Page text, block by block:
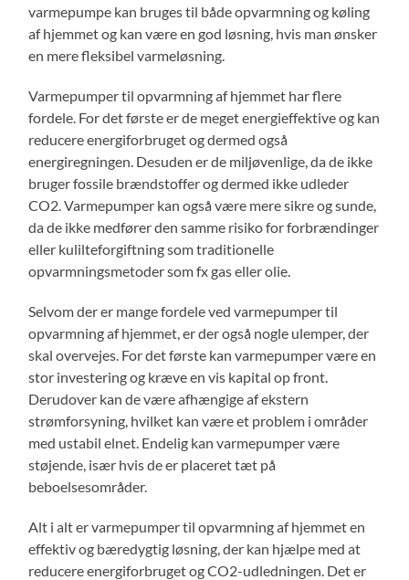
varmepumpe kan bruges til både opvarmning og køling
af hjemmet og kan være en god løsning, hvis man ønsker
en mere fleksibel varmeløsning.
Varmepumper til opvarmning af hjemmet har flere
fordele. For det første er de meget energieffektive og kan
reducere energiforbruget og dermed også
energiregningen. Desuden er de miljøvenlige, da de ikke
bruger fossile brændstoffer og dermed ikke udleder
CO2. Varmepumper kan også være mere sikre og sunde,
da de ikke medfører den samme risiko for forbrændinger
eller kulilteforgiftning som traditionelle
opvarmningsmetoder som fx gas eller olie.
Selvom der er mange fordele ved varmepumper til
opvarmning af hjemmet, er der også nogle ulemper, der
skal overvejes. For det første kan varmepumper være en
stor investering og kræve en vis kapital op front.
Derudover kan de være afhængige af ekstern
strømforsyning, hvilket kan være et problem i områder
med ustabil elnet. Endelig kan varmepumper være
støjende, især hvis de er placeret tæt på
beboelsesområder.
Alt i alt er varmepumper til opvarmning af hjemmet en
effektiv og bæredygtig løsning, der kan hjælpe med at
reducere energiforbruget og CO2-udledningen. Det er